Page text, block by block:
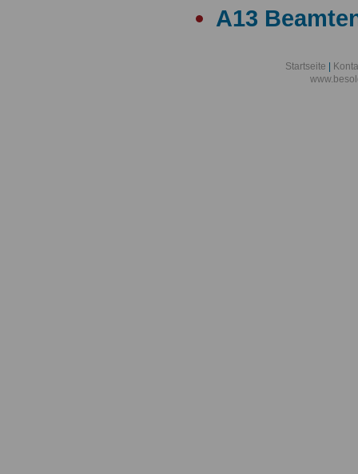
A13
A13
Startseite